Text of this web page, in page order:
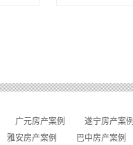
广元房产案例 遂宁房产案例
雅安房产案例 巴中房产案例